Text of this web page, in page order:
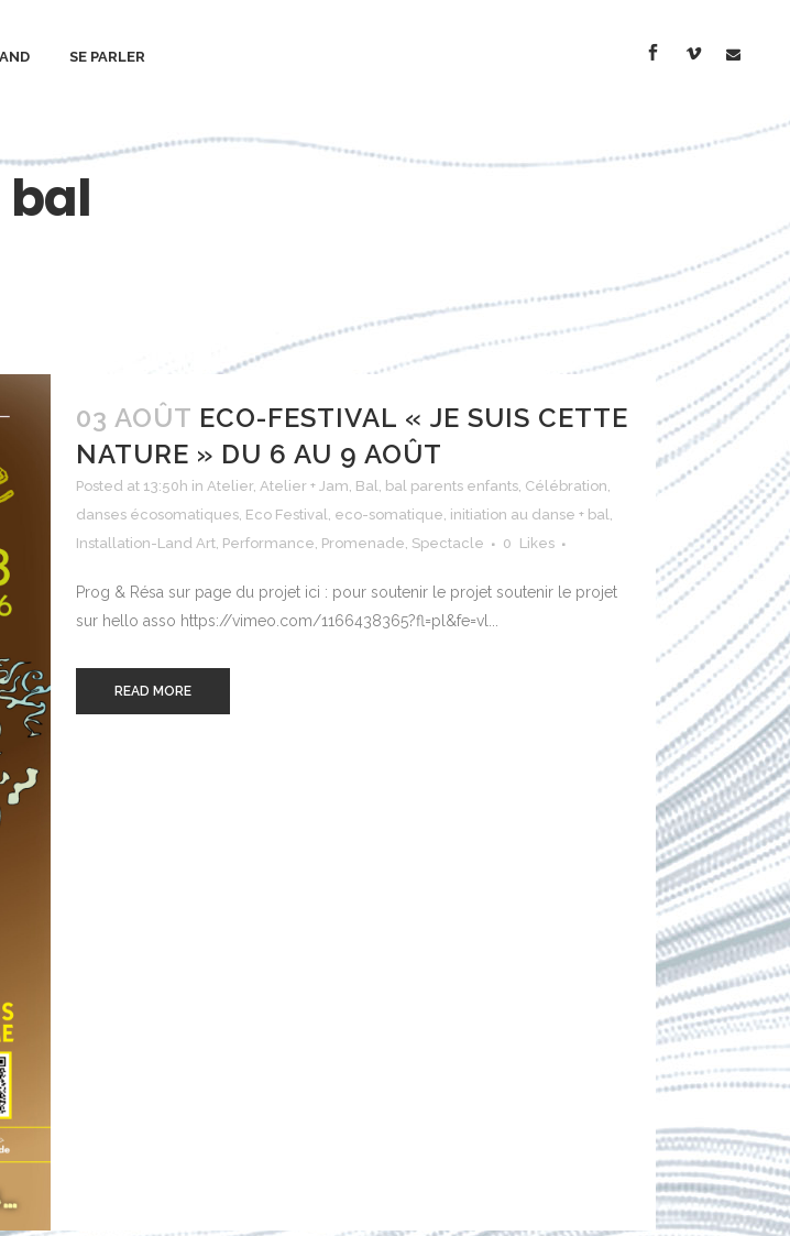
SE PARLER
bal
03 AOÛT ECO-FESTIVAL « JE SUIS CETTE
NATURE » DU 6 AU 9 AOÛT
Posted at 13:50h in Atelier, Atelier + Jam, Bal, bal parents enfants, Célébration,
danses écosomatiques, Eco Festival, eco-somatique, initiation au danse + bal,
Installation-Land Art, Performance, Promenade, Spectacle 0 Likes
Prog & Résa sur page du projet ici : pour soutenir le projet soutenir le projet
sur hello asso https://vimeo.com/1166438365?fl=pl&fe=vl...
READ MORE